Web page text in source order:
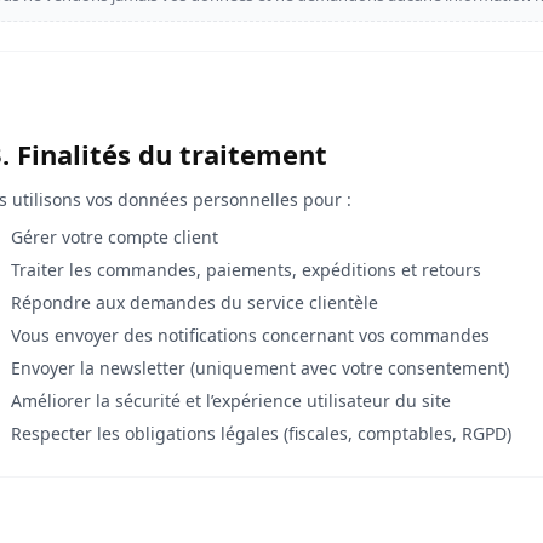
Finalités du traitement
utilisons vos données personnelles pour :
Gérer votre compte client
Traiter les commandes, paiements, expéditions et retours
Répondre aux demandes du service clientèle
Vous envoyer des notifications concernant vos commandes
Envoyer la newsletter (uniquement avec votre consentement)
Améliorer la sécurité et l’expérience utilisateur du site
Respecter les obligations légales (fiscales, comptables, RGPD)